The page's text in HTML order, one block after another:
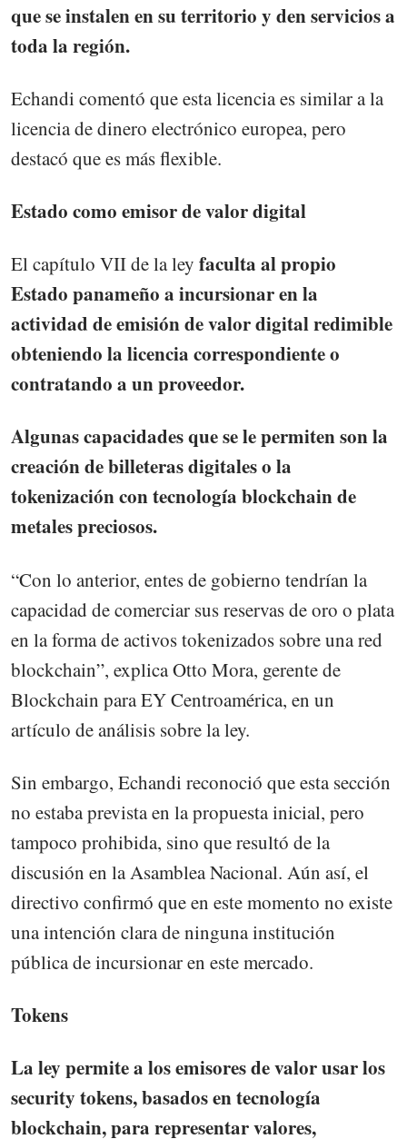
que se instalen en su territorio y den servicios a
toda la región.
Echandi comentó que esta licencia es similar a la
licencia de dinero electrónico europea, pero
destacó que es más flexible.
Estado como emisor de valor digital
El capítulo VII de la ley faculta al propio
Estado panameño a incursionar en la
actividad de emisión de valor digital redimible
obteniendo la licencia correspondiente o
contratando a un proveedor.
Algunas capacidades que se le permiten son la
creación de billeteras digitales o la
tokenización con tecnología blockchain de
metales preciosos.
“Con lo anterior, entes de gobierno tendrían la
capacidad de comerciar sus reservas de oro o plata
en la forma de activos tokenizados sobre una red
blockchain”, explica Otto Mora, gerente de
Blockchain para EY Centroamérica, en un
artículo de análisis sobre la ley.
Sin embargo, Echandi reconoció que esta sección
no estaba prevista en la propuesta inicial, pero
tampoco prohibida, sino que resultó de la
discusión en la Asamblea Nacional. Aún así, el
directivo confirmó que en este momento no existe
una intención clara de ninguna institución
pública de incursionar en este mercado.
Tokens
La ley permite a los emisores de valor usar los
security tokens, basados en tecnología
blockchain, para representar valores,